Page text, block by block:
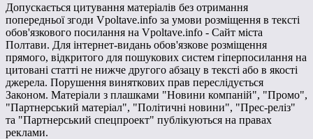
Допускається цитування матеріалів без отримання
попередньої згоди Vpoltave.info за умови розміщення в тексті
обов'язкового посилання на Vpoltave.info - Сайт міста
Полтави. Для інтернет-видань обов'язкове розміщення
прямого, відкритого для пошукових систем гіперпосилання на
цитовані статті не нижче другого абзацу в тексті або в якості
джерела. Порушення виняткових прав переслідується
Законом. Матеріали з плашками "Новини компаній", "Промо",
"Партнерський матеріал", "Політичні новини", "Прес-реліз"
та "Партнерський спецпроект" публікуються на правах
реклами.